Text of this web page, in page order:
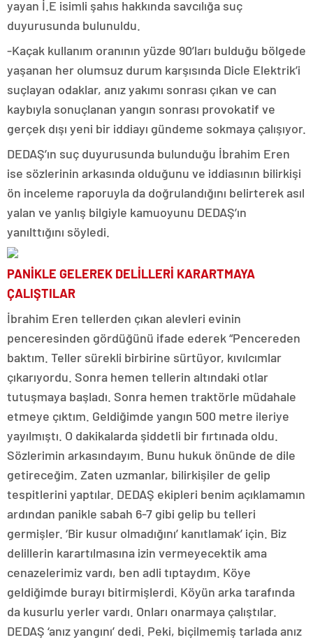
yayan İ.E isimli şahıs hakkında savcılığa suç
duyurusunda bulunuldu.
-Kaçak kullanım oranının yüzde 90’ları bulduğu bölgede
yaşanan her olumsuz durum karşısında Dicle Elektrik’i
suçlayan odaklar, anız yakımı sonrası çıkan ve can
kaybıyla sonuçlanan yangın sonrası provokatif ve
gerçek dışı yeni bir iddiayı gündeme sokmaya çalışıyor.
DEDAŞ’ın suç duyurusunda bulunduğu İbrahim Eren
ise sözlerinin arkasında olduğunu ve iddiasının bilirkişi
ön inceleme raporuyla da doğrulandığını belirterek asıl
yalan ve yanlış bilgiyle kamuoyunu DEDAŞ’ın
yanılttığını söyledi.
PANİKLE GELEREK DELİLLERİ KARARTMAYA
ÇALIŞTILAR
İbrahim Eren tellerden çıkan alevleri evinin
penceresinden gördüğünü ifade ederek “Pencereden
baktım. Teller sürekli birbirine sürtüyor, kıvılcımlar
çıkarıyordu. Sonra hemen tellerin altındaki otlar
tutuşmaya başladı. Sonra hemen traktörle müdahale
etmeye çıktım. Geldiğimde yangın 500 metre ileriye
yayılmıştı. O dakikalarda şiddetli bir fırtınada oldu.
Sözlerimin arkasındayım. Bunu hukuk önünde de dile
getireceğim. Zaten uzmanlar, bilirkişiler de gelip
tespitlerini yaptılar. DEDAŞ ekipleri benim açıklamamın
ardından panikle sabah 6-7 gibi gelip bu telleri
germişler. ‘Bir kusur olmadığını’ kanıtlamak’ için. Biz
delillerin karartılmasına izin vermeyecektik ama
cenazelerimiz vardı, ben adli tıptaydım. Köye
geldiğimde burayı bitirmişlerdi. Köyün arka tarafında
da kusurlu yerler vardı. Onları onarmaya çalıştılar.
DEDAŞ ‘anız yangını’ dedi. Peki, biçilmemiş tarlada anız